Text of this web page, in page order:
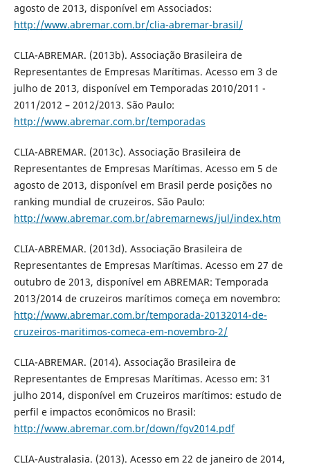
agosto de 2013, disponível em Associados:
http://www.abremar.com.br/clia-abremar-brasil/
CLIA-ABREMAR. (2013b). Associação Brasileira de
Representantes de Empresas Marítimas. Acesso em 3 de
julho de 2013, disponível em Temporadas 2010/2011 -
2011/2012 – 2012/2013. São Paulo:
http://www.abremar.com.br/temporadas
CLIA-ABREMAR. (2013c). Associação Brasileira de
Representantes de Empresas Marítimas. Acesso em 5 de
agosto de 2013, disponível em Brasil perde posições no
ranking mundial de cruzeiros. São Paulo:
http://www.abremar.com.br/abremarnews/jul/index.htm
CLIA-ABREMAR. (2013d). Associação Brasileira de
Representantes de Empresas Marítimas. Acesso em 27 de
outubro de 2013, disponível em ABREMAR: Temporada
2013/2014 de cruzeiros marítimos começa em novembro:
http://www.abremar.com.br/temporada-20132014-de-
cruzeiros-maritimos-comeca-em-novembro-2/
CLIA-ABREMAR. (2014). Associação Brasileira de
Representantes de Empresas Marítimas. Acesso em: 31
julho 2014, disponível em Cruzeiros marítimos: estudo de
perfil e impactos econômicos no Brasil:
http://www.abremar.com.br/down/fgv2014.pdf
CLIA-Australasia. (2013). Acesso em 22 de janeiro de 2014,